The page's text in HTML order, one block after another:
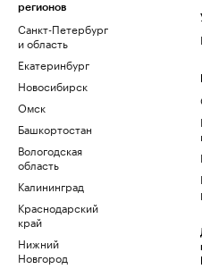
регионов
Санкт-Петербург
и область
Екатеринбург
Новосибирск
Омск
Башкортостан
Вологодская
область
Калининград
Краснодарский
край
Нижний
Новгород